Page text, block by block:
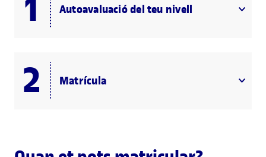
Autoavaluació del teu nivell
Matrícula